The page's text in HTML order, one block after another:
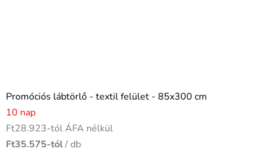
Promóciós lábtörlő - textil felület - 85x300 cm
10 nap
Ft28.923-tól ÁFA nélkül
Ft35.575-tól/ db